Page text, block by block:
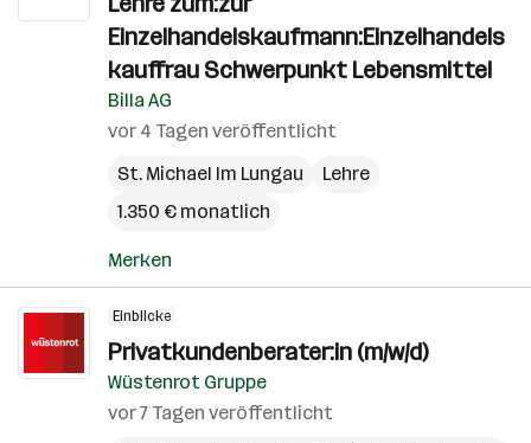
Einzelhandelskaufmann:Einzelhandels
kauffrau Schwerpunkt Lebensmittel
Billa AG
vor 4 Tagen veröffentlicht
St. Michael Im Lungau
Lehre
1.350 € monatlich
Merken
Einblicke
Privatkundenberater:in (m/w/d)
Wüstenrot Gruppe
vor 7 Tagen veröffentlicht